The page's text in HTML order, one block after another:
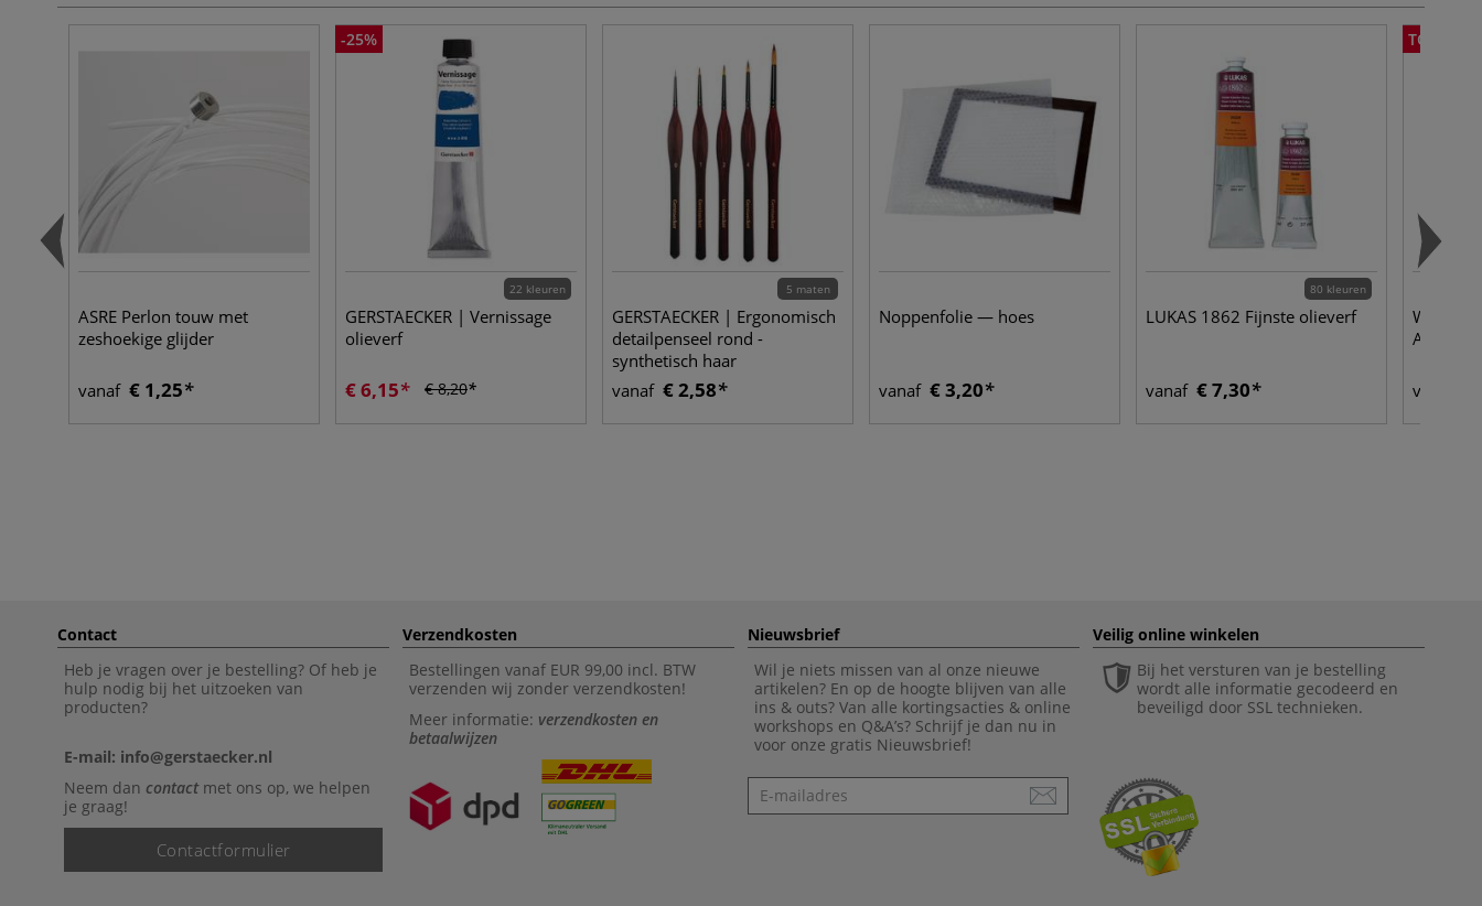
ASRE Perlon touw met
zeshoekige glijder
vanaf € 1,25
-25%
22 kleuren
GERSTAECKER | Vernissage
olieverf
€ 6,15 € 8,20
5 maten
GERSTAECKER | Ergonomisch
detailpenseel rond -
synthetisch haar
vanaf € 2,58
Noppenfolie — hoes
vanaf € 3,20
80 kleuren
LUKAS 1862 Fijnste olieverf
vanaf € 7,30
TOT -29%
Artists'™
vanaf
Contact
Heb je vragen over je bestelling? Of heb je
hulp nodig bij het uitzoeken van
producten?
E-mail: info@gerstaecker.nl
Neem dan contactmet ons op, we helpen
je graag!
Contactformulier
Verzendkosten
Bestellingen vanaf EUR 99,00 incl. BTW
verzenden wij zonder verzendkosten!
Meer informatie: verzendkosten en
betaalwijzen
Nieuwsbrief
Wil je niets missen van al onze nieuwe
artikelen? En op de hoogte blijven van alle
ins & outs? Van alle kortingsacties & online
workshops en Q&A’s? Schrijf je dan nu in
voor onze gratis Nieuwsbrief!
Nieuwsbrief
Veilig online winkelen
Bij het versturen van je bestelling
wordt alle informatie gecodeerd en
beveiligd door SSL technieken.